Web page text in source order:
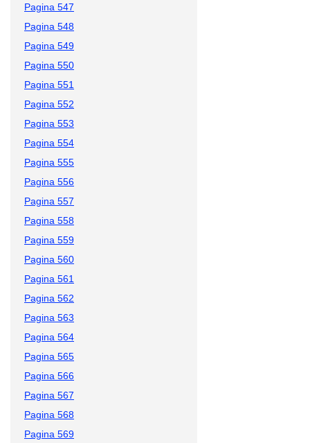
Pagina 547
Pagina 548
Pagina 549
Pagina 550
Pagina 551
Pagina 552
Pagina 553
Pagina 554
Pagina 555
Pagina 556
Pagina 557
Pagina 558
Pagina 559
Pagina 560
Pagina 561
Pagina 562
Pagina 563
Pagina 564
Pagina 565
Pagina 566
Pagina 567
Pagina 568
Pagina 569